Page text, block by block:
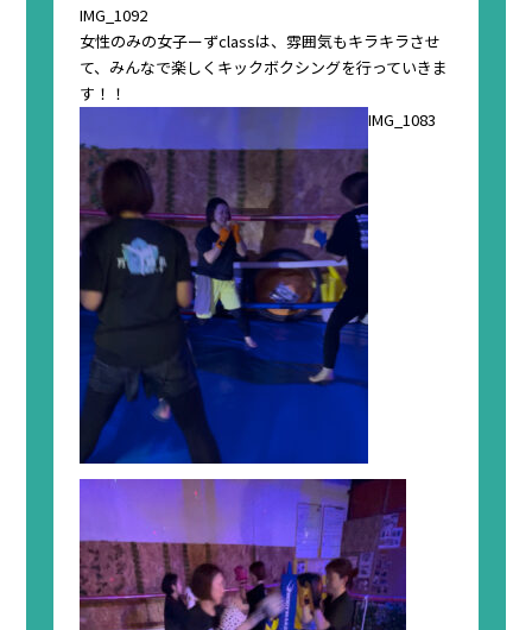
IMG_1092
女性のみの女子ーずclassは、雰囲気もキラキラさせ
て、みんなで楽しくキックボクシングを行っていきま
す！！
IMG_1083